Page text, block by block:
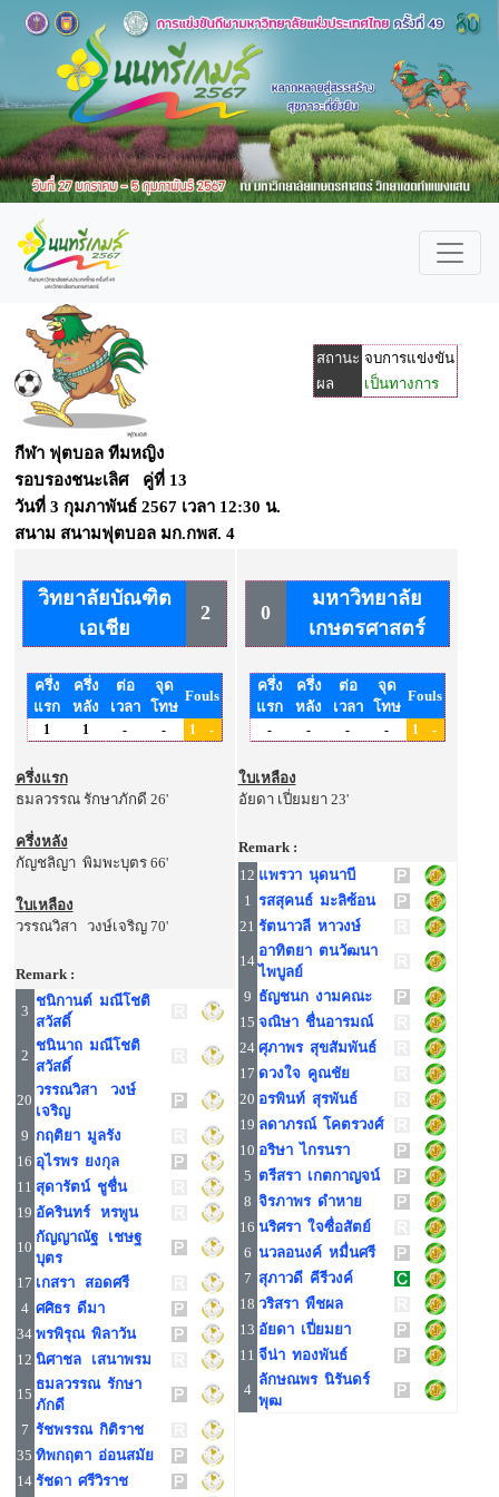
สถานะ จบการแข่งขัน
ผล
เป็นทางการ
กีฬา ฟุตบอล ทีมหญิง
รอบรองชนะเลิศ คู่ที่ 13
วันที่3 กุมภาพันธ์ 2567 เวลา12:30 น.
สนาม สนามฟุตบอล มก.กพส. 4
วิทยาลัยบัณฑิต
เอเชีย
2
ครึ่ง
แรก
ครึ่ง
หลัง
ต่อ
เวลา
จุด
โทษ
Fouls
1 1 - - 1 -
ครึ่งแรก
ธมลวรรณ รักษาภักดี 26'
ครึ่งหลัง
กัญชลิญา พิมพะบุตร 66'
ใบเหลือง
วรรณวิสา วงษ์เจริญ 70'
Remark :
3
ชนิกานต์ มณีโชติ
สวัสดิ์
2
ชนินาถ มณีโชติ
สวัสดิ์
20
วรรณวิสา วงษ์
เจริญ
9 กฤติยา มูลรัง
16 อุไรพร ยงกุล
11 สุดารัตน์ ชูชื่น
19 อัครินทร์ หรพูน
10
กัญญาณัฐ เชษฐ
บุตร
17 เกสรา สอดศรี
4 ศศิธร ดีมา
34 พรพิรุณ พิลาวัน
12 นิศาชล เสนาพรม
15
ธมลวรรณ รักษา
ภักดี
7 รัชพรรณ กิติราช
35 ทิพกฤตา อ่อนสมัย
14 รัชดา ศรีวิราช
0
มหาวิทยาลัย
เกษตรศาสตร์
ครึ่ง
แรก
ครึ่ง
หลัง
ต่อ
เวลา
จุด
โทษ
Fouls
- - - - 1 -
ใบเหลือง
อัยดา เปี่ยมยา 23'
Remark :
12 แพรวา นุดนาบี
1 รสสุคนธ์ มะลิซ้อน
21 รัตนาวลี หาวงษ์
14
อาทิตยา ตนวัฒนา
ไพบูลย์
9 ธัญชนก งามคณะ
15 จณิษา ชื่นอารมณ์
24 ศุภาพร สุขสัมพันธ์
17 ดวงใจ คูณชัย
20 อรพินท์ สุรพันธ์
19 ลดาภรณ์ โคตรวงศ์
10 อริษา ไกรนรา
5 ตรีสรา เกตกาญจน์
8 จิรภาพร ดำหาย
16 นริศรา ใจซื่อสัตย์
6 นวลอนงค์ หมื่นศรี
7 สุภาวดี คีรีวงค์
18 วริสรา พืชผล
13 อัยดา เปี่ยมยา
11 จีน่า ทองพันธ์
4
ลักษณพร นิรันดร์
พุฒ